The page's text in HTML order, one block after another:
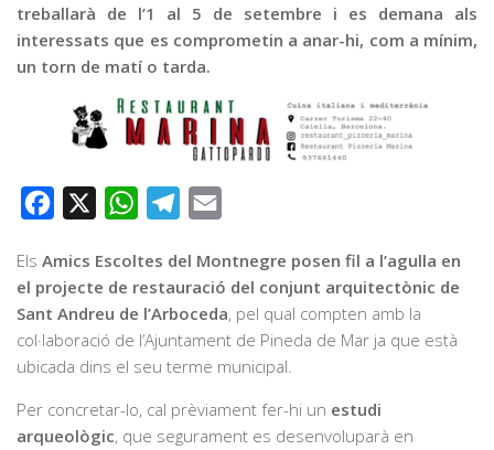
treballarà de l’1 al 5 de setembre i es demana als
interessats que es comprometin a anar-hi, com a mínim,
un torn de matí o tarda.
Facebook WhatsAppTelegram
Els Amics Escoltes del Montnegre posen fil a l’agulla en
el projecte de restauració del conjunt arquitectònic de
Sant Andreu de l’Arboceda, pel qual compten amb la
col·laboració de l’Ajuntament de Pineda de Mar ja que està
ubicada dins el seu terme municipal.
Per concretar-lo, cal prèviament fer-hi un estudi
arqueològic, que segurament es desenvoluparà en